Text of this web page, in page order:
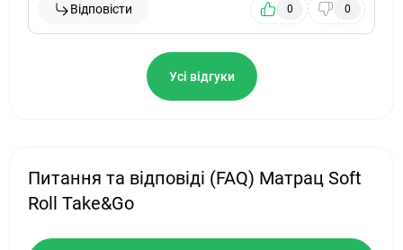
Відповісти 0 0
Усі відгуки
Питання та відповіді (FAQ) Матрац Soft
Roll Take&Go